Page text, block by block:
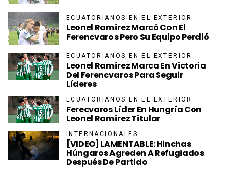
ECUATORIANOS EN EL EXTERIOR
Leonel Ramírez Marcó Con El
Ferencvaros Pero Su Equipo Perdió
ECUATORIANOS EN EL EXTERIOR
Leonel Ramírez Marca En Victoria
Del Ferencvaros Para Seguir
Líderes
ECUATORIANOS EN EL EXTERIOR
Ferecvaros Líder En Hungría Con
Leonel Ramírez Titular
INTERNACIONALES
[VIDEO] LAMENTABLE: Hinchas
Húngaros Agreden A Refugiados
Después De Partido